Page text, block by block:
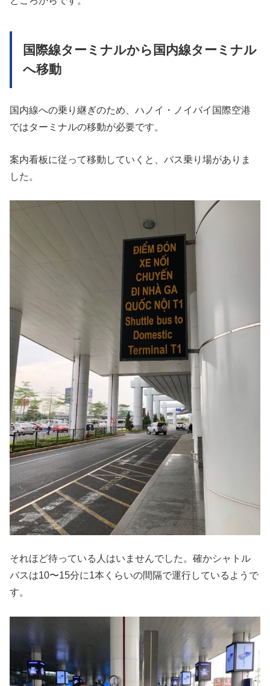
国際線ターミナルから国内線ターミナル
へ移動
国内線への乗り継ぎのため、ハノイ・ノイバイ国際空港
ではターミナルの移動が必要です。
案内看板に従って移動していくと、バス乗り場がありま
した。
それほど待っている人はいませんでした。確かシャトル
バスは10〜15分に1本くらいの間隔で運行しているようで
す。